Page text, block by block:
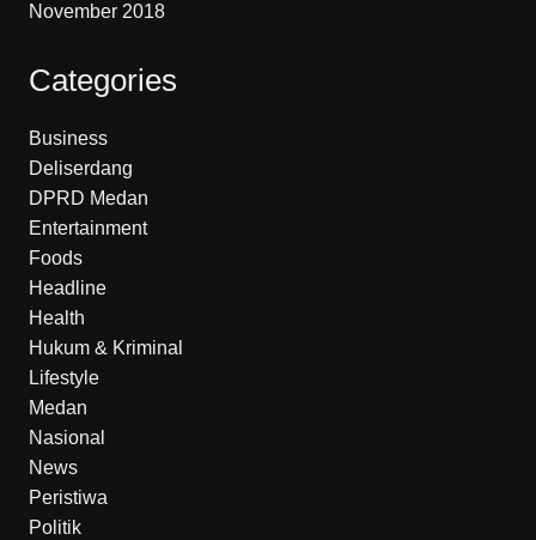
November 2018
Categories
Business
Deliserdang
DPRD Medan
Entertainment
Foods
Headline
Health
Hukum & Kriminal
Lifestyle
Medan
Nasional
News
Peristiwa
Politik